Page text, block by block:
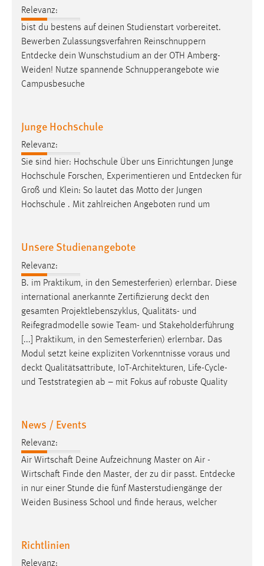
Relevanz:
bist du bestens auf deinen Studienstart vorbereitet.
Bewerben Zulassungsverfahren Reinschnuppern
Entdecke dein Wunschstudium an der OTH Amberg-
Weiden! Nutze spannende Schnupperangebote wie
Campusbesuche
Junge Hochschule
Relevanz:
Sie sind hier: Hochschule Über uns Einrichtungen Junge
Hochschule Forschen, Experimentieren und Entdecken für
Groß und Klein: So lautet das Motto der Jungen
Hochschule . Mit zahlreichen Angeboten rund um
Unsere Studienangebote
Relevanz:
B. im Praktikum, in den Semesterferien) erlernbar. Diese
international anerkannte Zertifizierung deckt den
gesamten Projekt­lebenszyklus, Qualitäts- und
Reifegradmodelle sowie Team- und Stakeholderführung
[...] Praktikum, in den Semesterferien) erlernbar. Das
Modul setzt keine expliziten Vorkenntnisse voraus und
deckt Qualitätsattribute, IoT-Architekturen, Life-Cycle-
und Teststrategien ab – mit Fokus auf robuste Quality
News / Events
Relevanz:
Air Wirtschaft Deine Aufzeichnung Master on Air -
Wirtschaft Finde den Master, der zu dir passt. Entdecke
in nur einer Stunde die fünf Masterstudiengänge der
Weiden Business School und finde heraus, welcher
Richtlinien
Relevanz: